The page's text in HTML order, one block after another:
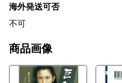
海外発送可否
不可
商品画像